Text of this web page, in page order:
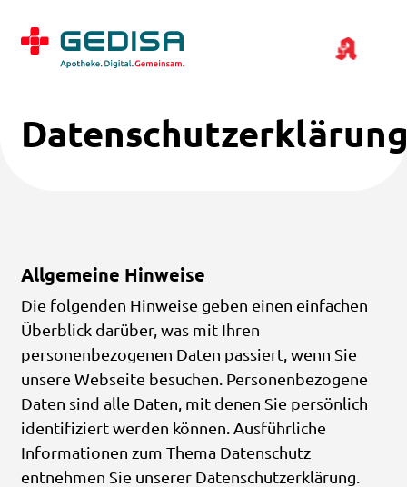
Allgemeine Hinweise
Die folgenden Hinweise geben einen einfachen
Überblick darüber, was mit Ihren
personenbezogenen Daten passiert, wenn Sie
unsere Webseite besuchen. Personenbezogene
Daten sind alle Daten, mit denen Sie persönlich
identifiziert werden können. Ausführliche
Informationen zum Thema Datenschutz
entnehmen Sie unserer Datenschutzerklärung.